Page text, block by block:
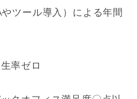
ツール導入）による年間
率ゼロ